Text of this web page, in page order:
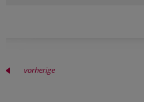
vorherige